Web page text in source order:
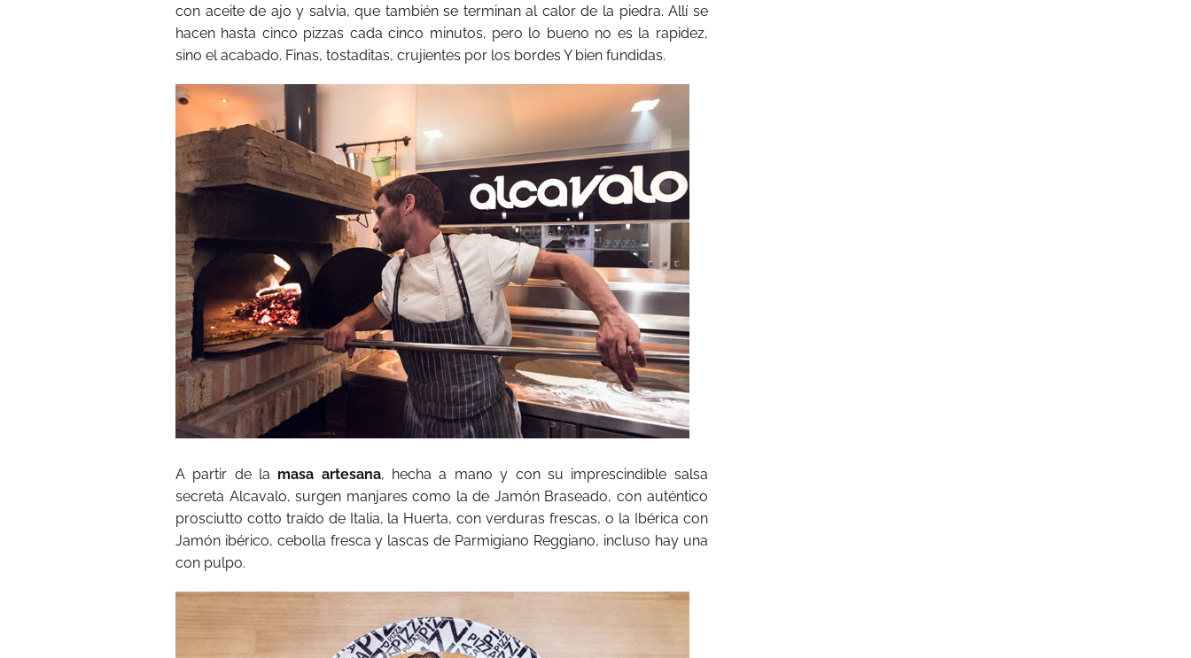
con aceite de ajo y salvia, que también se terminan al calor de la piedra. Allí se
hacen hasta cinco pizzas cada cinco minutos, pero lo bueno no es la rapidez,
sino el acabado. Finas, tostaditas, crujientes por los bordes Y bien fundidas.
A partir de la masa artesana, hecha a mano y con su imprescindible salsa
secreta Alcavalo, surgen manjares como la de Jamón Braseado, con auténtico
prosciutto cotto traído de Italia, la Huerta, con verduras frescas, o la Ibérica con
Jamón ibérico, cebolla fresca y lascas de Parmigiano Reggiano, incluso hay una
con pulpo.